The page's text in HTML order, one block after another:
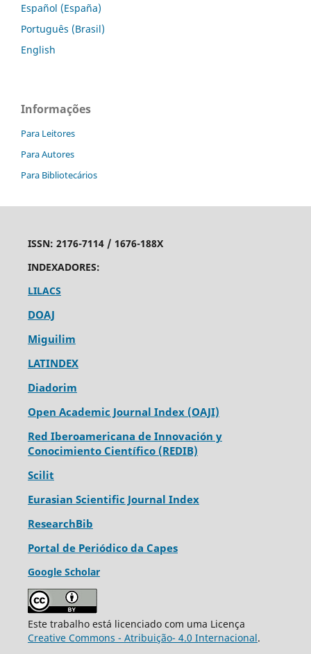
Español (España)
Português (Brasil)
English
Informações
Para Leitores
Para Autores
Para Bibliotecários
ISSN: 2176-7114 / 1676-188X
INDEXADORES:
LILACS
DOAJ
Miguilim
LATINDEX
Diadorim
Open Academic Journal Index (OAJI)
Red Iberoamericana de Innovación y
Conocimiento Científico (REDIB)
Scilit
Eurasian Scientific Journal Index
ResearchBib
Portal de Periódico da Capes
Google Scholar
Este trabalho está licenciado com uma Licença
Creative Commons - Atribuição- 4.0 Internacional.